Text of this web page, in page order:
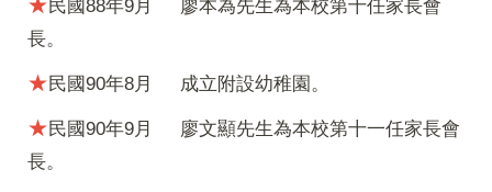
★民國88年9月 廖本為先生為本校第十任家長會
長。
★民國90年8月 成立附設幼稚園。
★民國90年9月 廖文顯先生為本校第十一任家長會
長。